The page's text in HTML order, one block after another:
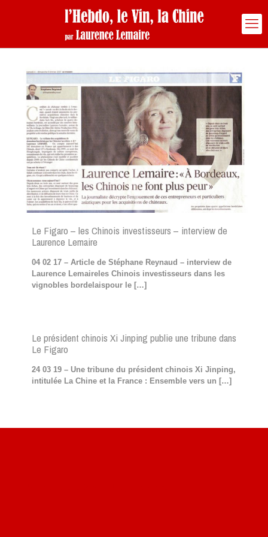
Le Figaro – les Chinois investisseurs – interview de
Laurence Lemaire
04 02 17 – Article de Stéphane Reynaud – interview de
Laurence Lemaireles Chinois investisseurs dans les
vignobles bordelaispour le […]
Le président chinois Xi Jinping publie une tribune dans
Le Figaro
24 03 19 – Une tribune du président chinois Xi Jinping,
intitulée La Chine et la France : Ensemble vers un […]